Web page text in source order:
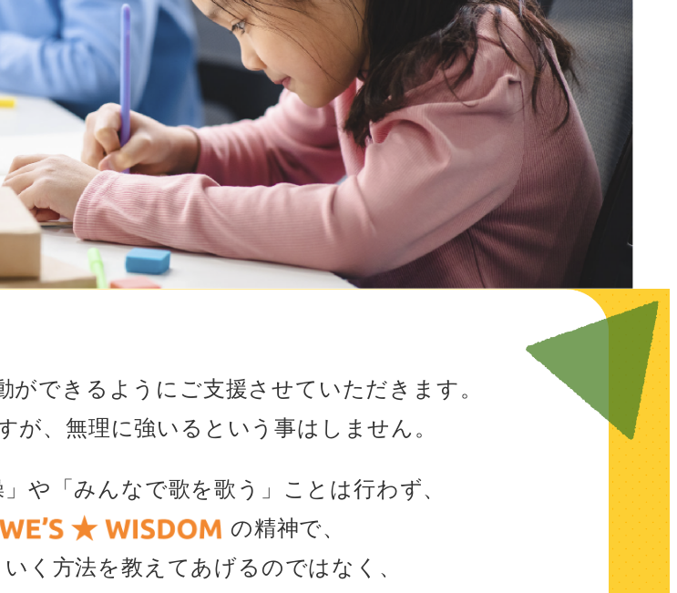
ができるようにご支援させていただきます。
が、無理に強いるという事はしません。
や「みんなで歌を歌う」ことは行わず、
の精神で、
く方法を教えてあげるのではなく、